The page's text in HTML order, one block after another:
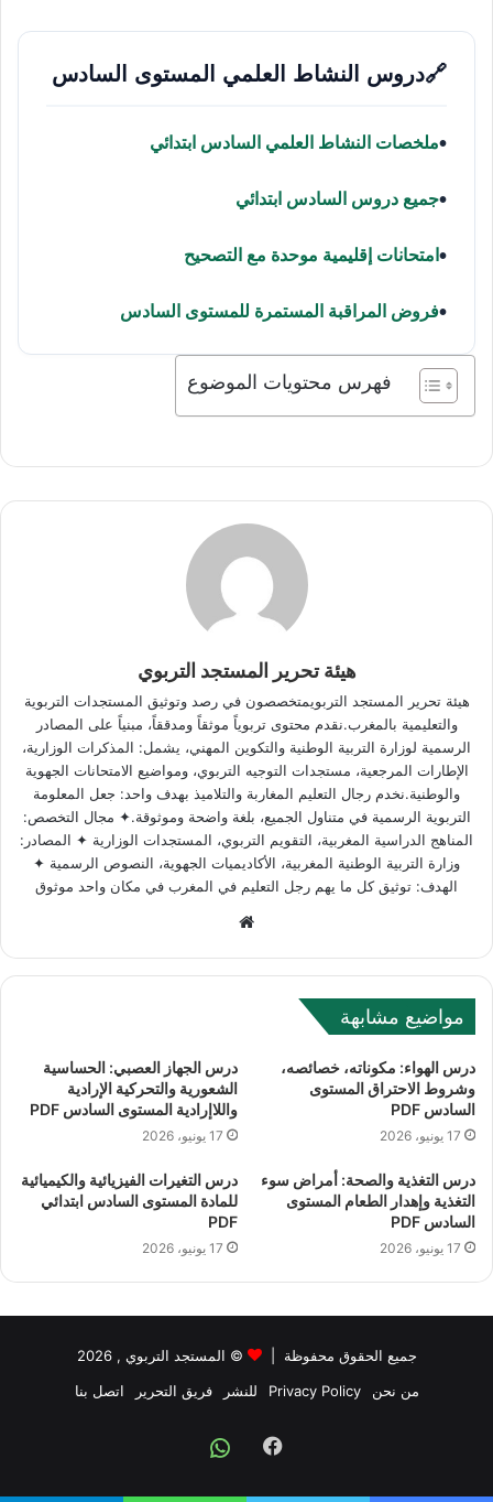
🔗دروس النشاط العلمي المستوى السادس
ملخصات النشاط العلمي السادس ابتدائي
جميع دروس السادس ابتدائي
امتحانات إقليمية موحدة مع التصحيح
فروض المراقبة المستمرة للمستوى السادس
فهرس محتويات الموضوع
هيئة تحرير المستجد التربوي
هيئة تحرير المستجد التربويمتخصصون في رصد وتوثيق المستجدات التربوية
والتعليمية بالمغرب.نقدم محتوى تربوياً موثقاً ومدققاً، مبنياً على المصادر
الرسمية لوزارة التربية الوطنية والتكوين المهني، يشمل: المذكرات الوزارية،
الإطارات المرجعية، مستجدات التوجيه التربوي، ومواضيع الامتحانات الجهوية
والوطنية.نخدم رجال التعليم المغاربة والتلاميذ بهدف واحد: جعل المعلومة
التربوية الرسمية في متناول الجميع، بلغة واضحة وموثوقة.✦ مجال التخصص:
المناهج الدراسية المغربية، التقويم التربوي، المستجدات الوزارية ✦ المصادر:
وزارة التربية الوطنية المغربية، الأكاديميات الجهوية، النصوص الرسمية ✦
الهدف: توثيق كل ما يهم رجل التعليم في المغرب في مكان واحد موثوق
مواضيع مشابهة
درس الهواء: مكوناته، خصائصه،
وشروط الاحتراق المستوى
السادس PDF
17 يونيو، 2026
درس الجهاز العصبي: الحساسية
الشعورية والتحركية الإرادية
واللاإرادية المستوى السادس PDF
17 يونيو، 2026
درس التغذية والصحة: أمراض سوء
التغذية وإهدار الطعام المستوى
السادس PDF
17 يونيو، 2026
درس التغيرات الفيزيائية والكيميائية
للمادة المستوى السادس ابتدائي
PDF
17 يونيو، 2026
جميع الحقوق محفوظة | © المستجد التربوي , 2026
من نحن
Privacy Policy للنشر فريق التحرير اتصل بنا
Facebook